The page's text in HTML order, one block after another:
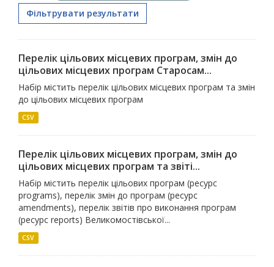
Фільтрувати результати
Перелік цільових місцевих програм, змін до
цільових місцевих програм Старосам...
Набір містить перелік цільових місцевих програм та змін
до цільових місцевих програм
CSV
Перелік цільових місцевих програм, змін до
цільових місцевих програм та звіті...
Набір містить перелік цільових програм (ресурс
programs), перелік змін до програм (ресурс
amendments), перелік звітів про виконання програм
(ресурс reports) Великомостівської...
CSV